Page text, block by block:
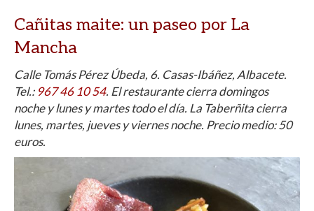
Cañitas maite: un paseo por La
Mancha
Calle Tomás Pérez Úbeda, 6. Casas-Ibáñez, Albacete.
Tel.: 967 46 10 54. El restaurante cierra domingos
noche y lunes y martes todo el día. La Taberñita cierra
lunes, martes, jueves y viernes noche. Precio medio: 50
euros.